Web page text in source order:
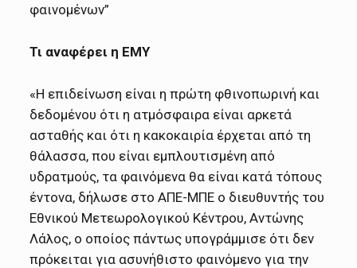
φαινομένων”
Τι αναφέρει η ΕΜΥ
«Η επιδείνωση είναι η πρώτη φθινοπωρινή και
δεδομένου ότι η ατμόσφαιρα είναι αρκετά
ασταθής και ότι η κακοκαιρία έρχεται από τη
θάλασσα, που είναι εμπλουτισμένη από
υδρατμούς, τα φαινόμενα θα είναι κατά τόπους
έντονα, δήλωσε στο ΑΠΕ-ΜΠΕ ο διευθυντής του
Εθνικού Μετεωρολογικού Κέντρου, Αντώνης
Λάλος, ο οποίος πάντως υπογράμμισε ότι δεν
πρόκειται για ασυνήθιστο φαινόμενο για την